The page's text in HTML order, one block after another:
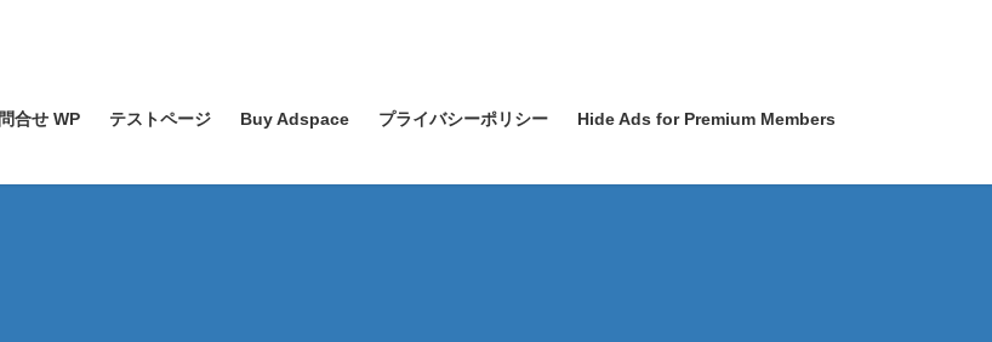
合せ WP テストページ Buy Adspace プライバシーポリシー Hide Ads for Premium Members